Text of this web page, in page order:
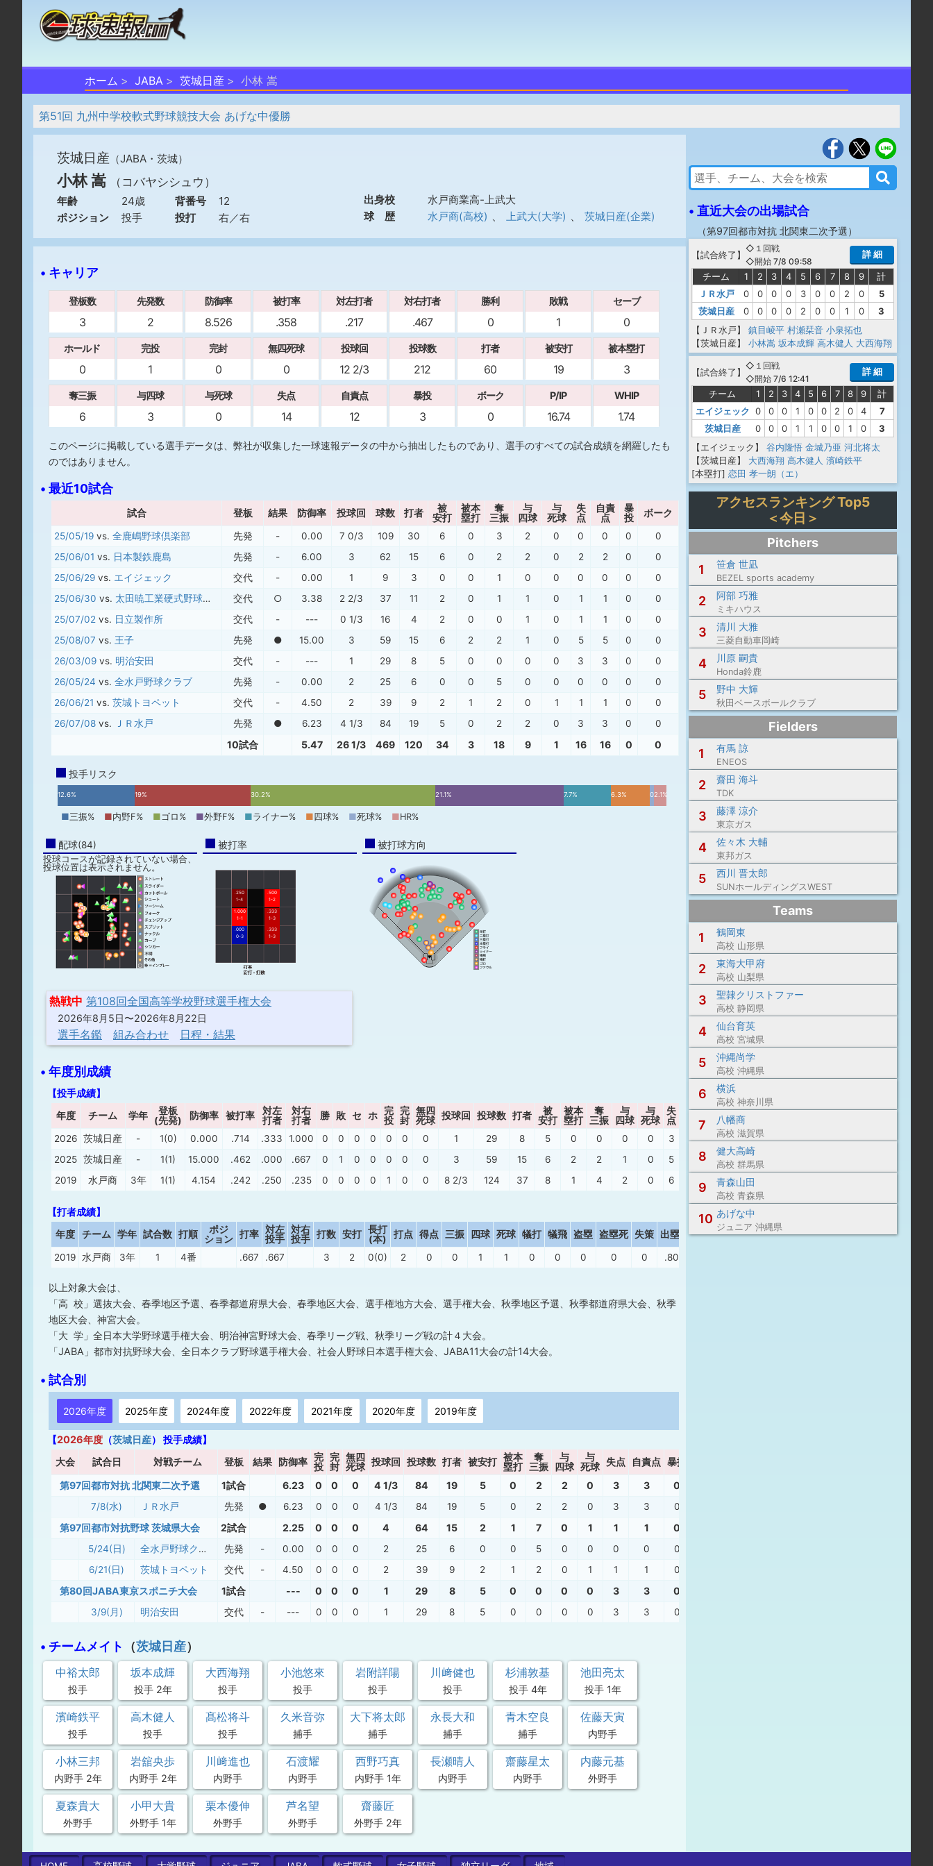
ホーム JABA 茨城日産 小林 嵩
第51回 九州中学校軟式野球競技大会 あげな中優勝
茨城日産 （JABA・茨城）
小林 嵩 （コバヤシシュウ）
年齢 24歳 背番号
12
ポジション
投手 投打 右／右
出身校
水戸商業高-上武大
球 歴
水戸商(高校) 、 上武大(大学) 、 茨城日産(企業)
• キャリア
登板数
3
先発数
2
防御率
8.526
被打率
.358
対左打者
.217
対右打者
.467
勝利
0
敗戦
1
セーブ
0
ホールド
0
完投
1
完封
0
無四死球
0
投球回
12 2/3
投球数
212
打者
60
被安打
19
被本塁打
3
奪三振
6
与四球
3
与死球
0
失点
14
自責点
12
暴投
3
ボーク
0
P/IP
16.74
WHIP
1.74
このページに掲載している選手データは、弊社が収集した一球速報データの中から抽出したものであり、選手のすべての試合成績を網羅したも
のではありません。
• 最近10試合
試合 登板 結果 防御率 投球回 球数 打者
被
安打
被本
塁打
奪
三振
与
四球
与
死球
失
点
自責
点
暴
投
ボーク
25/05/19 vs. 全鹿嶋野球倶楽部 先発 - 0.00 7 0/3 109 30 6 0 3 2 0 0 0 0
0
25/06/01 vs. 日本製鉄鹿島 先発 - 6.00 3 62 15 6 0 2 2 0 2 2 0
0
25/06/29 vs. エイジェック 交代 - 0.00 1 9 3 0 0 1 0 0 0 0 0
0
25/06/30 vs. 太田暁工業硬式野球クラブ 交代 ○ 3.38 2 2/3 37 11 2 0 1 1 0 1 1 0
0
25/07/02 vs. 日立製作所 交代 - --- 0 1/3 16 4 2 0 0 1 0 1 1 0
0
25/08/07 vs. 王子 先発 ● 15.00 3 59 15 6 2 2 1 0 5 5 0
0
26/03/09 vs. 明治安田 交代 - --- 1 29 8 5 0 0 0 0 3 3 0
0
26/05/24 vs. 全水戸野球クラブ 先発 - 0.00 2 25 6 0 0 5 0 0 0 0 0
0
26/06/21 vs. 茨城トヨペット 交代 - 4.50 2 39 9 2 1 2 0 1 1 1 0
0
26/07/08 vs. ＪＲ水戸 先発 ● 6.23 4 1/3 84 19 5 0 2 2 0 3 3 0 0
10試合 5.47 26 1/3 469 120 34 3 18 9 1 16 16 0 0
投手リスク
12.6% 19% 30.2% 21.1% 7.7% 6.3% 0.7%
2.1%
■三振% ■内野F% ■ゴロ% ■外野F% ■ライナー% ■ 四球% ■死球% ■HR%
配球(84)
投球コースが記録されていない場合、
投球位置は表示されません。
被打率
.250
1-4
.500
1-2
1.000
1-1
.333
1-3
.000
0-3
.333
1-3
被打球方向
熱戦中 第108回全国高等学校野球選手権大会
2026年8月5日〜2026年8月22日
選手名鑑 組み合わせ 日程・結果
• 年度別成績
【投手成績】
年度 チーム 学年
登板
(先発)
防御率 被打率
対左
打者
対右
打者
勝 敗 セ ホ
完
投
完
封
無四
死球 投球回 投球数 打者
被
安打
被本
塁打
奪
三振
与
四球
与
死球
失
点
暴
投 ボーク
2026 茨城日産 - 1(0) 0.000 .714 .333 1.000 0 0 0 0 0 0 0 1 29 8 5 0 0 0 0 3 3 0 0 29.00
5.00
2025 茨城日産 - 1(1) 15.000 .462 .000 .667 0 1 0 0 0 0 0 3 59 15 6 2 2 1 0 5 5 0 0
2019
水戸商 3年 1(1) 4.154 .242 .250 .235 0 0 0 0 1 0 0 8 2/3 124 37 8 1 4 2 0 6 3 0
【打者成績】
年度 チーム 学年 試合数 打順
ポジ
ション 打率 対左
投手
対右
投手 打数 安打 長打
(本)
打点 得点 三振 四球 死球 犠打 犠飛 盗塁 盗塁死 失策 出塁率 長打率
2019 水戸商 3年 1 4番 .667 .667 3 2 0(0) 2 0 0 1 1 0 0 0 0 0 .800
以上対象大会は、
「高 校」選抜大会、春季地区予選、春季都道府県大会、春季地区大会、選手権地方大会、選手権大会、秋季地区予選、秋季都道府県大会、秋季
地区大会、神宮大会。
「大 学」全日本大学野球選手権大会、明治神宮野球大会、春季リーグ戦、秋季リーグ戦の計４大会。
「JABA」都市対抗野球大会、全日本クラブ野球選手権大会、社会人野球日本選手権大会、JABA11大会の計14大会。
• 試合別
2026年度 2025年度 2024年度 2022年度 2021年度 2020年度 2019年度
【2026年度 （茨城日産） 投手成績】
大会 試合日 対戦チーム 登板 結果 防御率
完
投
完
封
無四
死球 投球回 投球数 打者 被安打 被本
塁打
奪
三振
与
四球
与
死球
失点 自責点 暴投
第97回都市対抗 北関東二次予選 1試合 6.23 0 0 0 4 1/3 84 19 5 0 2 2 0 3 3 0
7/8(水) ＪＲ水戸 先発 ● 6.23 0 0 0 4 1/3 84 19 5 0 2 2 0 3 3 0
第97回都市対抗野球 茨城県大会 2試合 2.25 0 0 0 4 64 15 2 1 7 0 1 1 1 0
5/24(日) 全水戸野球クラブ 先発 - 0.00 0 0 0 2 25 6 0 0 5 0 0 0 0 0
6/21(日)
茨城トヨペット 交代 - 4.50 0 0 0 2 39 9 2 1 2 0 1 1 1 0
第80回JABA東京スポニチ大会 1試合 --- 0 0 0 1 29 8 5 0 0 0 0 3 3 0
3/9(月) 明治安田 交代 - --- 0 0 0 1 29 8 5 0 0 0 0 3 3 0
• チームメイト （茨城日産）
中裕太郎
投手
坂本成輝
投手 2年
大西海翔
投手
小池悠來
投手
岩附詳陽
投手
川﨑健也
投手
杉浦敦基
投手 4年
池田亮太
投手 1年
濱崎鉄平
投手
高木健人
投手
髙松将斗
投手
久米音弥
捕手
大下将太郎
捕手
永長大和
捕手
青木空良
捕手
佐藤天寅
内野手
小林三邦
内野手 2年
岩舘央歩
内野手 2年
川﨑進也
内野手
石渡耀
内野手
西野巧真
内野手 1年
長瀬晴人
内野手
齋藤星太
内野手
内藤元基
外野手
夏森貴大
外野手
小甲大貴
外野手 1年
栗本優伸
外野手
芦名望
外野手
齋藤匠
外野手 2年
• 直近大会の出場試合
（第97回都市対抗 北関東二次予選）
【試合終了 】
◇１回戦
◇開始 7/8 09:58
詳 細
チーム 1 2 3 4 5 6 7 8 9
計
ＪＲ水戸
0 0 0 0 3 0 0 2 0
5
茨城日産
0 0 0 0 2 0 0 1 0
3
【ＪＲ水戸】
鎮目崚平 村瀬栞音 小泉拓也
【茨城日産】
小林嵩 坂本成輝 高木健人 大西海翔
【試合終了 】
◇１回戦
◇開始 7/6 12:41
詳 細
チーム 1 2 3 4 5 6 7 8 9
計
エイジェック 0 0 0 1 0 0 2 0 4
7
茨城日産
0 0 0 1 1 0 0 1 0
3
【エイジェック】
谷内隆悟 金城乃亜 河北将太
【茨城日産】
大西海翔 高木健人 濱崎鉄平
[本塁打] 恋田 孝一朗（エ）
アクセスランキング Top5
＜今日＞
Pitchers
1
笹倉 世凪
BEZEL sports academy
2 阿部 巧雅
ミキハウス
3 清川 大雅
三菱自動車岡崎
4 川原 嗣貴
Honda鈴鹿
5 野中 大輝
秋田ベースボールクラブ
Fielders
1
有馬 諒
ENEOS
2 齋田 海斗
TDK
3 藤澤 涼介
東京ガス
4 佐々木 大輔
東邦ガス
5 西川 晋太郎
SUNホールディングスWEST
Teams
1
鶴岡東
高校 山形県
2 東海大甲府
高校 山梨県
3 聖隷クリストファー
高校 静岡県
4 仙台育英
高校 宮城県
5 沖縄尚学
高校 沖縄県
6 横浜
高校 神奈川県
7 八幡商
高校 滋賀県
8 健大高崎
高校 群馬県
9 青森山田
高校 青森県
10 あげな中
ジュニア 沖縄県